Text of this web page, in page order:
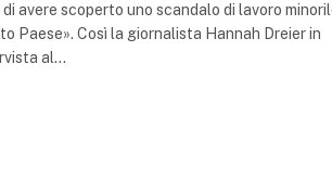
di avere scoperto uno scandalo di lavoro
Paese». Così la giornalista Hannah Dreier in
al…